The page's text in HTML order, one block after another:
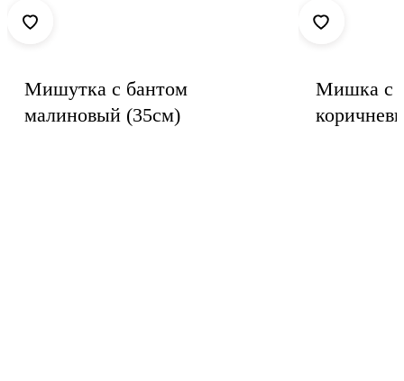
Мишутка с бантом
малиновый (35см)
Мишка с